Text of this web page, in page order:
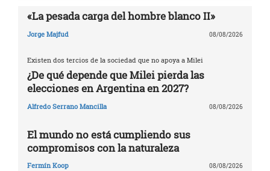
«La pesada carga del hombre blanco II»
Jorge Majfud 08/08/2026
Existen dos tercios de la sociedad que no apoya a Milei
¿De qué depende que Milei pierda las
elecciones en Argentina en 2027?
Alfredo Serrano Mancilla 08/08/2026
El mundo no está cumpliendo sus
compromisos con la naturaleza
Fermín Koop 08/08/2026